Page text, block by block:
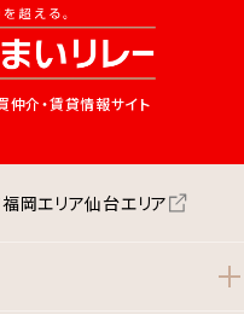
仲介・賃貸情報サイト
福岡エリア仙台エリア